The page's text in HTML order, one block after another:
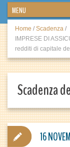
Home / Scadenza /
IMPRESE DI
redditi di capitale
Scadenza
16